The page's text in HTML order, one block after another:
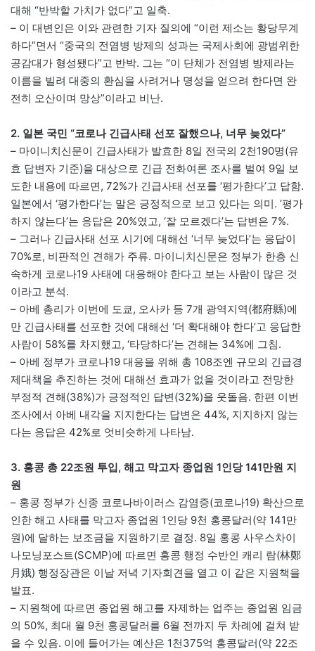
대해 “반박할 가치가 없다”고 일축.
– 이 대변인은 이와 관련한 기자 질의에 “이런 제소는 황당무계
하다”면서 “중국의 전염병 방제의 성과는 국제사회에 광범위한
공감대가 형성됐다”고 반박. 그는 “이 단체가 전염병 방제라는
이름을 빌려 대중의 환심을 사려거나 명성을 얻으려 한다면 완
전히 오산이며 망상”이라고 비난.
2. 일본 국민 “코로나 긴급사태 선포 잘했으나, 너무 늦었다”
– 마이니치신문이 긴급사태가 발효한 8일 전국의 2천190명(유
효 답변자 기준)을 대상으로 긴급 전화여론 조사를 벌여 9일 보
도한 내용에 따르면, 72%가 긴급사태 선포를 ‘평가한다’고 답함.
일본에서 ‘평가한다’는 말은 긍정적으로 보고 있다는 의미. ‘평가
하지 않는다’는 응답은 20%였고, ‘잘 모르겠다’는 답변은 7%.
– 그러나 긴급사태 선포 시기에 대해선 ‘너무 늦었다’는 응답이
70%로, 비판적인 견해가 주류. 마이니치신문은 정부가 한층 신
속하게 코로나19 사태에 대응해야 한다고 보는 사람이 많은 것
이라고 분석.
– 아베 총리가 이번에 도쿄, 오사카 등 7개 광역지역(都府縣)에
만 긴급사태를 선포한 것에 대해선 ‘더 확대해야 한다’고 응답한
사람이 58%를 차지했고, ‘타당하다’는 견해는 34%에 그침.
– 아베 정부가 코로나19 대응을 위해 총 108조엔 규모의 긴급경
제대책을 추진하는 것에 대해선 효과가 없을 것이라고 전망한
부정적 견해(38%)가 긍정적인 답변(32%)을 웃돌음. 한편 이번
조사에서 아베 내각을 지지한다는 답변은 44%, 지지하지 않는
다는 응답은 42%로 엇비슷하게 나타남.
3. 홍콩 총 22조원 투입, 해고 막고자 종업원 1인당 141만원 지
원
– 홍콩 정부가 신종 코로나바이러스 감염증(코로나19) 확산으로
인한 해고 사태를 막고자 종업원 1인당 9천 홍콩달러(약 141만
원)에 달하는 보조금을 지원하기로 결정. 8일 홍콩 사우스차이
나모닝포스트(SCMP)에 따르면 홍콩 행정 수반인 캐리 람(林鄭
月娥) 행정장관은 이날 저녁 기자회견을 열고 이 같은 지원책을
발표.
– 지원책에 따르면 종업원 해고를 자제하는 업주는 종업원 임금
의 50%, 최대 월 9천 홍콩달러를 6월 전까지 두 차례에 걸쳐 받
을 수 있음. 이에 들어가는 예산은 1천375억 홍콩달러(약 22조